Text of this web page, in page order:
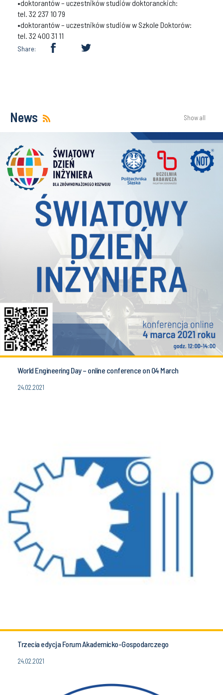
•doktorantów – uczestników studiów doktoranckich:
tel. 32 237 10 79
•doktorantów – uczestników studiów w Szkole Doktorów:
tel. 32 400 31 11
Share:
News Show all
World Engineering Day – online conference on 04 March
24.02.2021
Trzecia edycja Forum Akademicko-Gospodarczego
24.02.2021